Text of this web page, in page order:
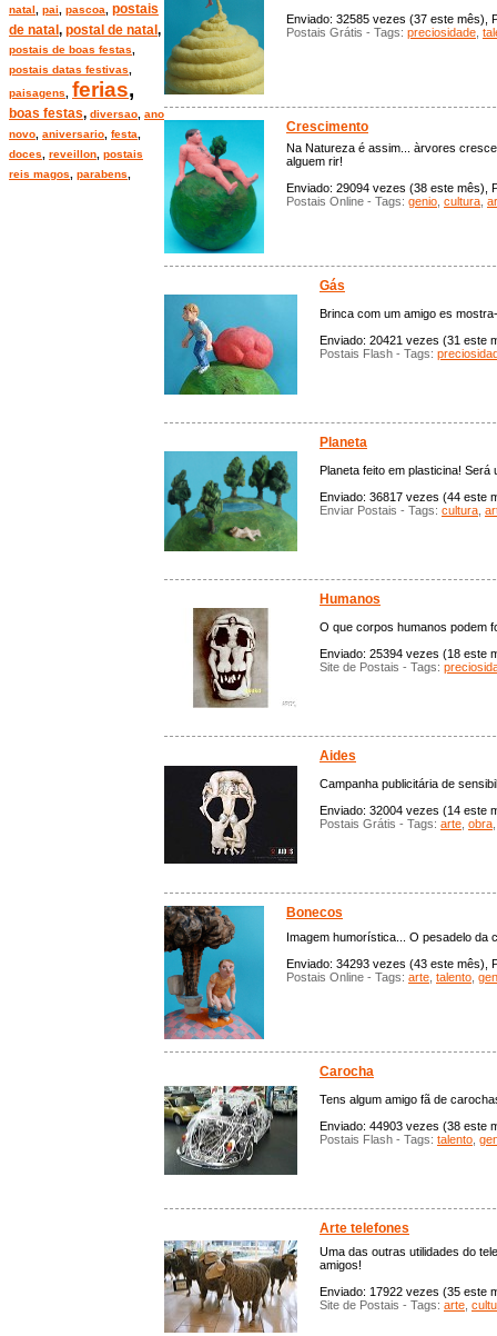
natal
pai pascoa
postais
de natal , postal de natal ,
postais de boas festas
postais datas festivas
paisagens
ferias,
boas festas, diversao ano
novo aniversario festa
doces
reveillon postais
reis magos
parabens
Enviado: 32585 vezes (37 este mês),
Postais Grátis - Tags: preciosidade
Crescimento
Na Natureza é assim... àrvores
alguem rir!
Enviado: 29094 vezes (38 este mês),
Postais Online - Tags: genio cultura
Gás
Brinca com um amigo es
Enviado: 20421 vezes (31 este
Postais Flash - Tags:
Planeta
Planeta feito em plasticina! Será
Enviado: 36817 vezes (44 este
Enviar Postais - Tags: cultura
Humanos
O que corpos humanos podem
Enviado: 25394 vezes (18 este
Site de Postais - Tags:
Aides
Campanha publicitária de
Enviado: 32004 vezes (14 este
Postais Grátis - Tags: arte obra
Bonecos
Imagem humorística... O pesadelo da
Enviado: 34293 vezes (43 este mês),
Postais Online - Tags: arte talento
Carocha
Tens algum amigo fã de
Enviado: 44903 vezes (38 este
Postais Flash - Tags: talento
Arte telefones
Uma das outras utilidades do
amigos!
Enviado: 17922 vezes (35 este
Site de Postais - Tags: arte